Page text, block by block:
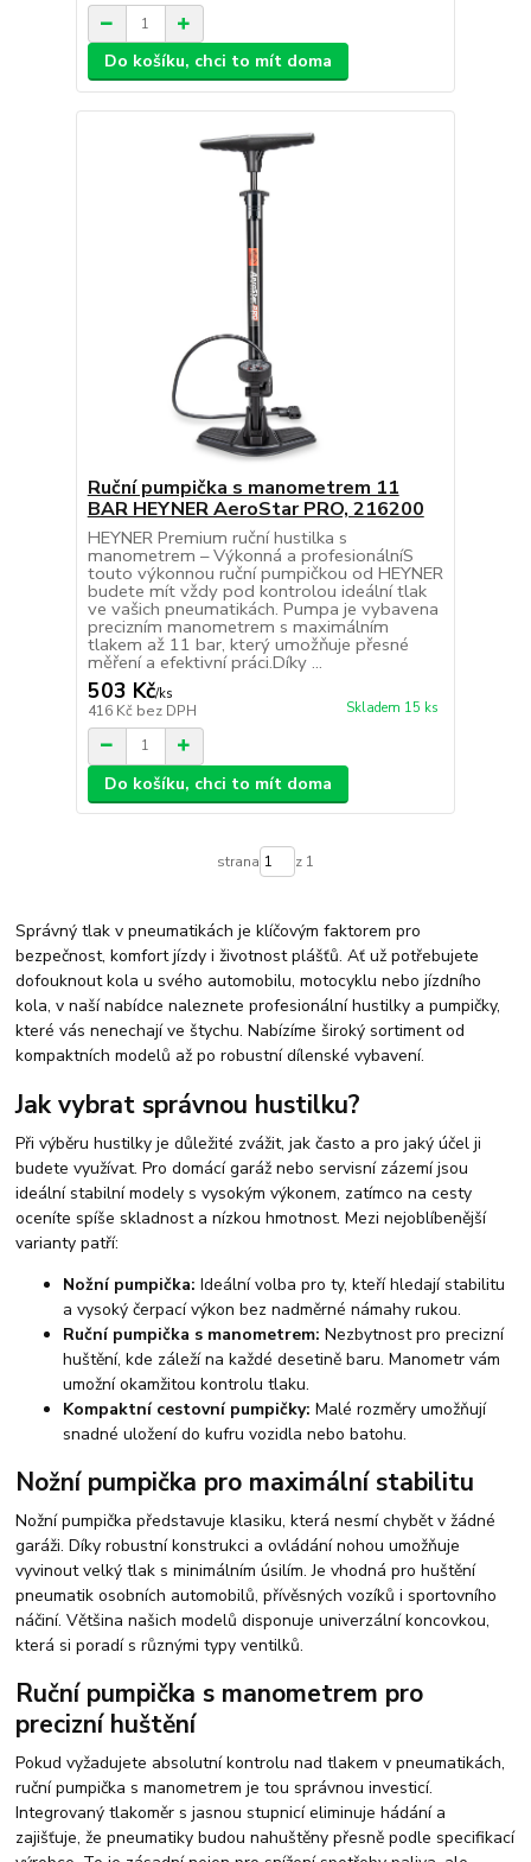
Do košíku, chci to mít doma
Ruční pumpička s manometrem 11
BAR HEYNER AeroStar PRO, 216200
HEYNER Premium ruční hustilka s
manometrem – Výkonná a profesionálníS
touto výkonnou ruční pumpičkou od HEYNER
budete mít vždy pod kontrolou ideální tlak
ve vašich pneumatikách. Pumpa je vybavena
precizním manometrem s maximálním
tlakem až 11 bar, který umožňuje přesné
měření a efektivní práci.Díky ...
503 Kč/ks
416 Kč bez DPH Skladem 15 ks
Do košíku, chci to mít doma
strana z 1
Správný tlak v pneumatikách je klíčovým faktorem pro
bezpečnost, komfort jízdy i životnost plášťů. Ať už potřebujete
dofouknout kola u svého automobilu, motocyklu nebo jízdního
kola, v naší nabídce naleznete profesionální hustilky a pumpičky,
které vás nenechají ve štychu. Nabízíme široký sortiment od
kompaktních modelů až po robustní dílenské vybavení.
Jak vybrat správnou hustilku?
Při výběru hustilky je důležité zvážit, jak často a pro jaký účel ji
budete využívat. Pro domácí garáž nebo servisní zázemí jsou
ideální stabilní modely s vysokým výkonem, zatímco na cesty
oceníte spíše skladnost a nízkou hmotnost. Mezi nejoblíbenější
varianty patří:
Nožní pumpička: Ideální volba pro ty, kteří hledají stabilitu
a vysoký čerpací výkon bez nadměrné námahy rukou.
Ruční pumpička s manometrem: Nezbytnost pro precizní
huštění, kde záleží na každé desetině baru. Manometr vám
umožní okamžitou kontrolu tlaku.
Kompaktní cestovní pumpičky: Malé rozměry umožňují
snadné uložení do kufru vozidla nebo batohu.
Nožní pumpička pro maximální stabilitu
Nožní pumpička představuje klasiku, která nesmí chybět v žádné
garáži. Díky robustní konstrukci a ovládání nohou umožňuje
vyvinout velký tlak s minimálním úsilím. Je vhodná pro huštění
pneumatik osobních automobilů, přívěsných vozíků i sportovního
náčiní. Většina našich modelů disponuje univerzální koncovkou,
která si poradí s různými typy ventilků.
Ruční pumpička s manometrem pro
precizní huštění
Pokud vyžadujete absolutní kontrolu nad tlakem v pneumatikách,
ruční pumpička s manometrem je tou správnou investicí.
Integrovaný tlakoměr s jasnou stupnicí eliminuje hádání a
zajišťuje, že pneumatiky budou nahuštěny přesně podle specifikací